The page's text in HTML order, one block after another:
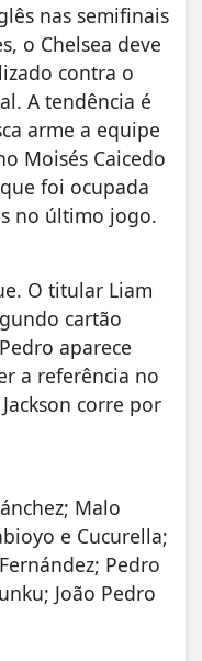
nas semifinais
o Chelsea deve
contra o
A tendência é
arme a equipe
Moisés Caicedo
foi ocupada
no último jogo.
O titular Liam
cartão
aparece
a referência no
corre por
Malo
e Cucurella;
Pedro
João Pedro